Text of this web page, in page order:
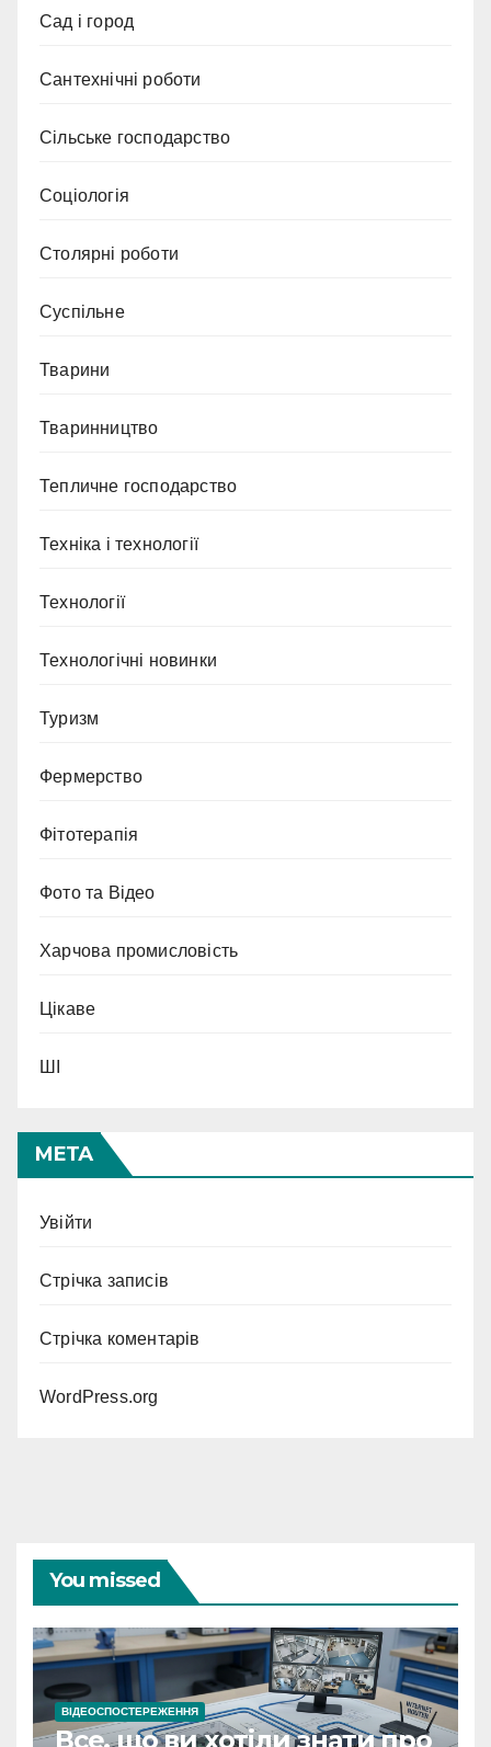
Сад і город
Сантехнічні роботи
Сільське господарство
Соціологія
Столярні роботи
Суспільне
Тварини
Тваринництво
Тепличне господарство
Техніка і технології
Технології
Технологічні новинки
Туризм
Фермерство
Фітотерапія
Фото та Відео
Харчова промисловість
Цікаве
ШІ
МЕТА
Увійти
Стрічка записів
Стрічка коментарів
WordPress.org
You missed
ВІДЕОСПОСТЕРЕЖЕННЯ
Все, що ви хотіли знати про